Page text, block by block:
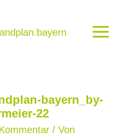
bayern_by-
22
/ Von